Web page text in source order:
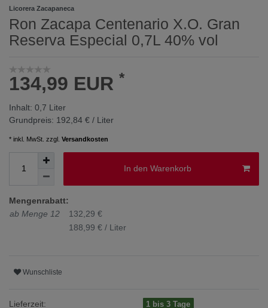
Licorera Zacapaneca
Ron Zacapa Centenario X.O. Gran
Reserva Especial 0,7L 40% vol
134,99 EUR *
Inhalt: 0,7 Liter
Grundpreis: 192,84 € / Liter
* inkl. MwSt. zzgl. Versandkosten
In den Warenkorb
Mengenrabatt:
ab Menge 12
132,29 €
188,99 € / Liter
Wunschliste
Lieferzeit: 1 bis 3 Tage